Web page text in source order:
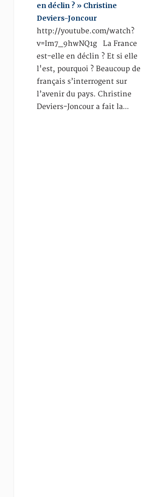
en déclin ? » Christine
Deviers-Joncour
http://youtube.com/watch?
v=Im7_9hwNQ1g La France
est-elle en déclin ? Et si elle
l'est, pourquoi ? Beaucoup de
français s’interrogent sur
l’avenir du pays. Christine
Deviers-Joncour a fait la…